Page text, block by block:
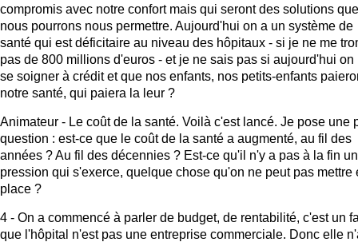
compromis avec notre confort mais qui seront des solutions que
nous pourrons nous permettre. Aujourd'hui on a un système de
santé qui est déficitaire au niveau des hôpitaux - si je ne me
pas de 800 millions d'euros - et je ne sais pas si aujourd'hui on
se soigner à crédit et que nos enfants, nos petits-enfants
notre santé, qui paiera la leur ?
Animateur - Le coût de la santé. Voilà c'est lancé. Je pose une
question : est-ce que le coût de la santé a augmenté, au fil des
années ? Au fil des décennies ? Est-ce qu'il n'y a pas à la fin
pression qui s'exerce, quelque chose qu'on ne peut pas mettre
place ?
4 - On a commencé à parler de budget, de rentabilité, c'est un
que l'hôpital n'est pas une entreprise commerciale. Donc elle